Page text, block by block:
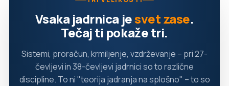
Vsaka jadrnica jesvet zase.
Tečaj ti pokaže tri.
Sistemi, proračun, krmiljenje, vzdrževanje – pri 27-
čevljevi in 38-čevljevi jadrnici so to različne
discipline. To ni "teorija jadranja na splošno" – to so